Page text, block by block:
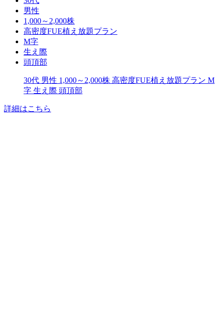
男性
1,000～2,000株
高密度FUE植え放題プラン
M字
生え際
頭頂部
30代 男性 1,000～2,000株 高密度FUE植え放題プラン M
字 生え際 頭頂部
詳細はこちら